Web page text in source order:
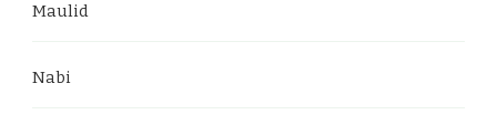
Maulid
Nabi